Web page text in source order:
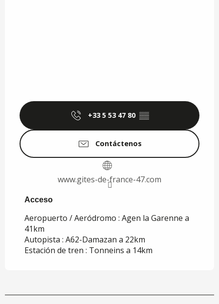
+33 5 53 47 80 ▒▒
Contáctenos
www.gites-de-france-47.com
Acceso
Acceso
Aeropuerto / Aeródromo : Agen la Garenne a
41km
Autopista : A62-Damazan a 22km
Estación de tren : Tonneins a 14km